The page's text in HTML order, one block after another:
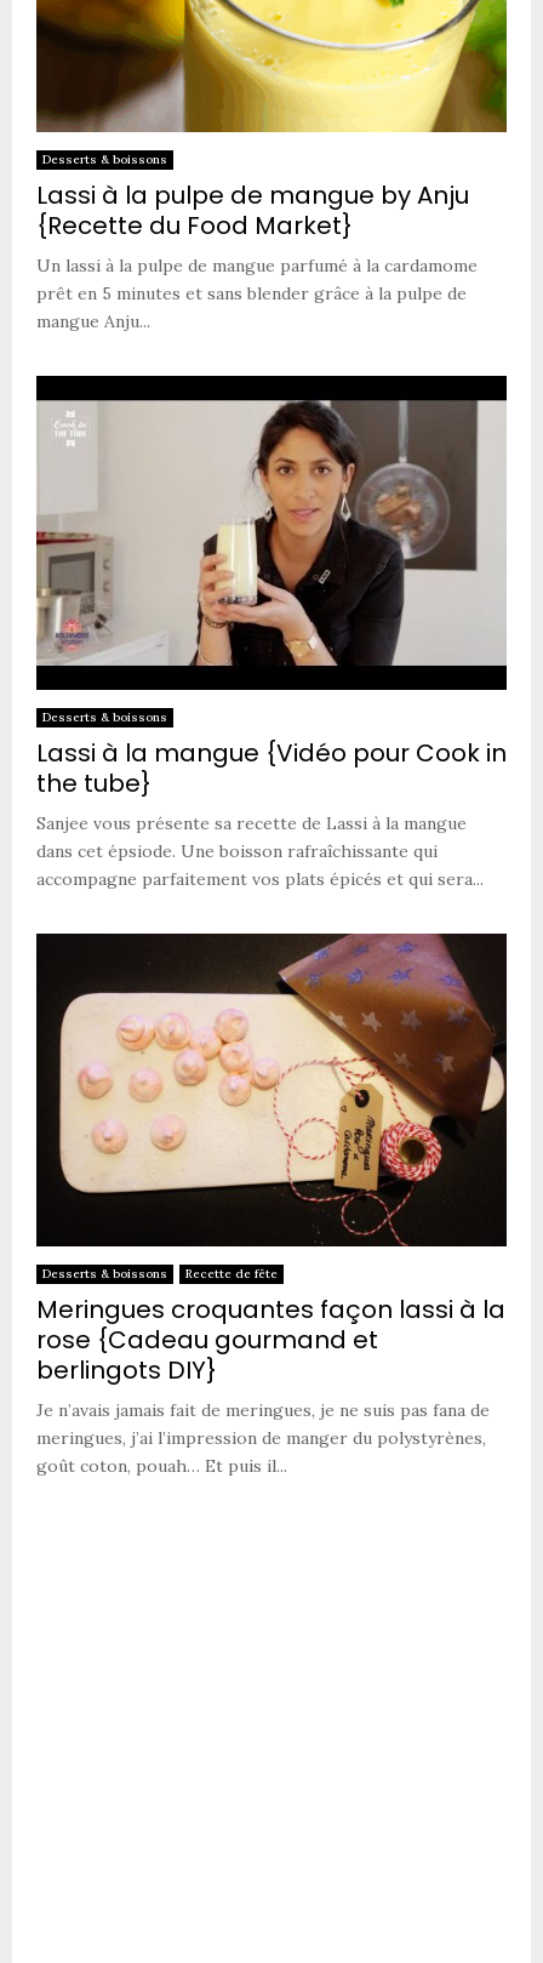
Desserts & boissons
Lassi à la pulpe de mangue by Anju
{Recette du Food Market}
Un lassi à la pulpe de mangue parfumé à la cardamome
prêt en 5 minutes et sans blender grâce à la pulpe de
mangue Anju...
Desserts & boissons
Lassi à la mangue {Vidéo pour Cook in
the tube}
Sanjee vous présente sa recette de Lassi à la mangue
dans cet épsiode. Une boisson rafraîchissante qui
accompagne parfaitement vos plats épicés et qui sera...
Desserts & boissons Recette de fête
Meringues croquantes façon lassi à la
rose {Cadeau gourmand et
berlingots DIY}
Je n’avais jamais fait de meringues, je ne suis pas fana de
meringues, j’ai l’impression de manger du polystyrènes,
goût coton, pouah… Et puis il...